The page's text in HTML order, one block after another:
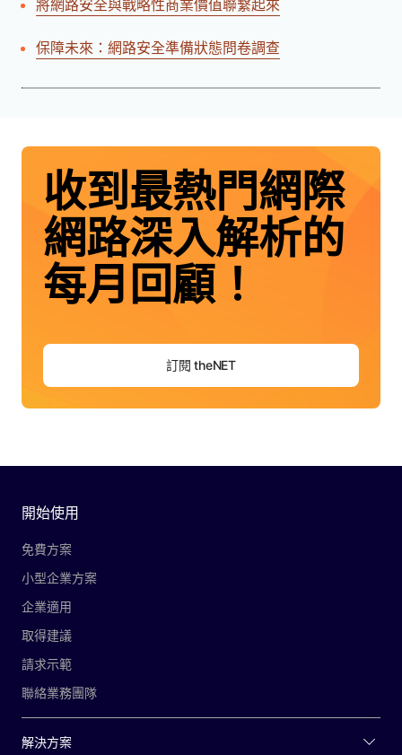
將網路安全與戰略性商業價值聯繫起來
保障未來：網路安全準備狀態問卷調查
收到最熱門網際
網路深入解析的
每月回顧！
訂閱 theNET
開始使用
免費方案
小型企業方案
企業適用
取得建議
請求示範
聯絡業務團隊
解決方案